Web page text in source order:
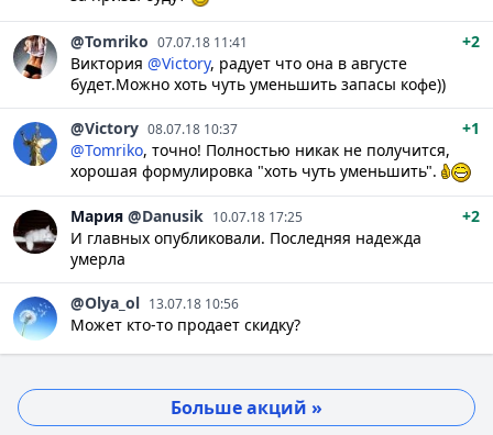
@Tomriko 07.07.18 11:41
+2
Виктория @Victory, радует что она в августе
будет.Можно хоть чуть уменьшить запасы кофе))
@Victory 08.07.18 10:37
+1
@Tomriko, точно! Полностью никак не получится,
хорошая формулировка "хоть чуть уменьшить".
Мария @Danusik 10.07.18 17:25
+2
И главных опубликовали. Последняя надежда
умерла
@Olya_ol 13.07.18 10:56
Может кто-то продает скидку?
Больше акций »